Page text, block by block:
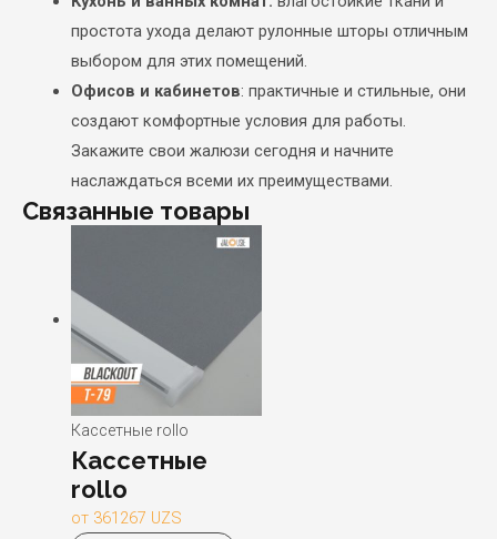
простота ухода делают рулонные шторы отличным
выбором для этих помещений.
Офисов и кабинетов: практичные и стильные, они
создают комфортные условия для работы.
Закажите свои жалюзи сегодня и начните
наслаждаться всеми их преимуществами.
Связанные товары
Кассетные rollo
Кассетные
rollo
от 361267 UZS